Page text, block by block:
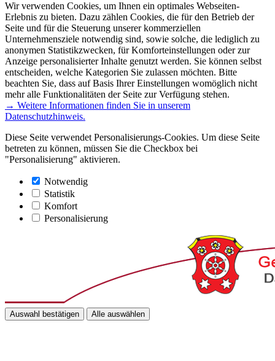
Wir verwenden Cookies, um Ihnen ein optimales Webseiten-
Erlebnis zu bieten. Dazu zählen Cookies, die für den Betrieb der
Seite und für die Steuerung unserer kommerziellen
Unternehmensziele notwendig sind, sowie solche, die lediglich zu
anonymen Statistikzwecken, für Komforteinstellungen oder zur
Anzeige personalisierter Inhalte genutzt werden. Sie können selbst
entscheiden, welche Kategorien Sie zulassen möchten. Bitte
beachten Sie, dass auf Basis Ihrer Einstellungen womöglich nicht
mehr alle Funktionalitäten der Seite zur Verfügung stehen.
→ Weitere Informationen finden Sie in unserem
Datenschutzhinweis.
Diese Seite verwendet Personalisierungs-Cookies. Um diese Seite
betreten zu können, müssen Sie die Checkbox bei
"Personalisierung" aktivieren.
Notwendig
Statistik
Komfort
Personalisierung
Auswahl bestätigen Alle auswählen